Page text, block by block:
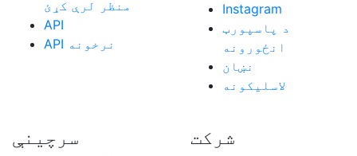
منظر لرې کړئ
API
API نرخونه
Instagram
د پاسپورټ
انځورونه
نښان
لاسليکونه
سرچينې شرکت